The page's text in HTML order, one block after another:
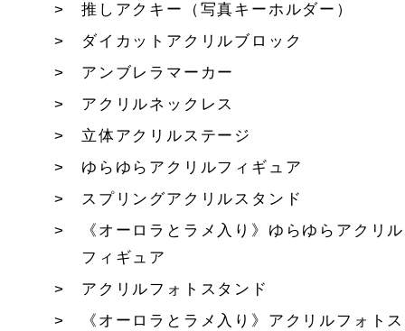
推しアクキー（写真キーホルダー）
ダイカットアクリルブロック
アンブレラマーカー
アクリルネックレス
立体アクリルステージ
ゆらゆらアクリルフィギュア
スプリングアクリルスタンド
《オーロラとラメ入り》ゆらゆらアクリル
フィギュア
アクリルフォトスタンド
《オーロラとラメ入り》アクリルフォトス